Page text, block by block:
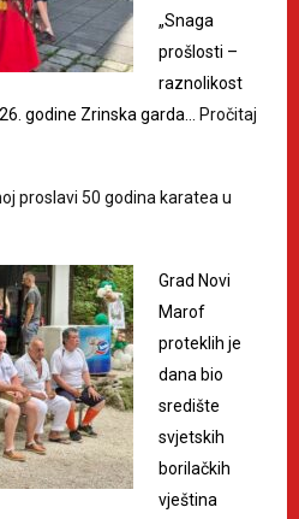
„Snaga
prošlosti –
raznolikost
godine Zrinska garda…
Pročitaj
proslavi 50 godina karatea u
Grad Novi
Marof
proteklih je
dana bio
središte
svjetskih
borilačkih
vještina